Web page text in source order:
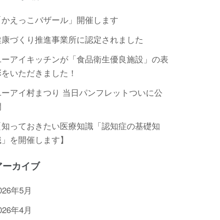
えっこバザール」開催します
づくり推進事業所に認定されました
アイキッチンが「食品衛生優良施設」の表
いただきました！
アイ村まつり 当日パンフレットついに公
っておきたい医療知識「認知症の基礎知
を開催します】
ーカイブ
年5月
年4月